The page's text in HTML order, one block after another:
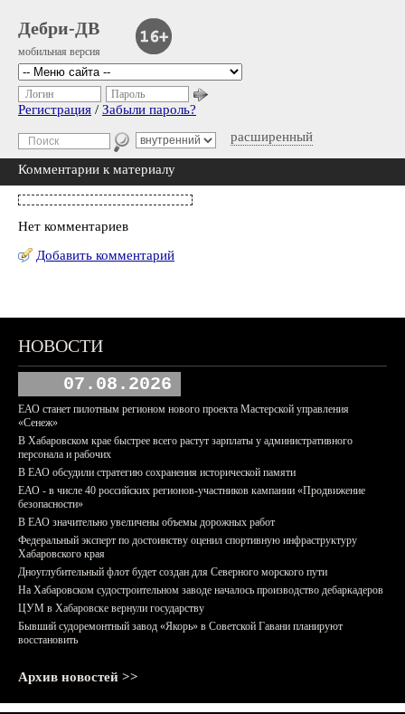
Дебри-ДВ
мобильная версия
расширенный
Логин Пароль
Регистрация / Забыли пароль?
Комментарии к материалу
Нет комментариев
Добавить комментарий
НОВОСТИ
07.08.2026
ЕАО станет пилотным регионом нового проекта Мастерской управления
«Сенеж»
В Хабаровском крае быстрее всего растут зарплаты у административного
персонала и рабочих
В ЕАО обсудили стратегию сохранения исторической памяти
ЕАО - в числе 40 российских регионов-участников кампании «Продвижение
безопасности»
В ЕАО значительно увеличены объемы дорожных работ
Федеральный эксперт по достоинству оценил спортивную инфраструктуру
Хабаровского края
Дноуглубительный флот будет создан для Северного морского пути
На Хабаровском судостроительном заводе началось производство дебаркадеров
ЦУМ в Хабаровске вернули государству
Бывший судоремонтный завод «Якорь» в Советской Гавани планируют
восстановить
Архив новостей >>